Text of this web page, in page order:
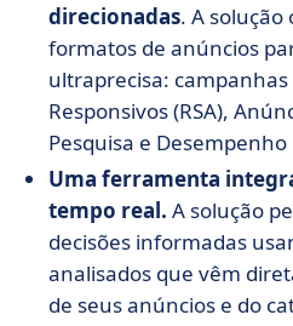
direcionadas. A
formatos de anúncios
ultraprecisa:
Responsivos (RSA),
Pesquisa e
Uma ferramenta
tempo real. A solução
decisões informadas
analisados que vêm
de seus anúncios e do